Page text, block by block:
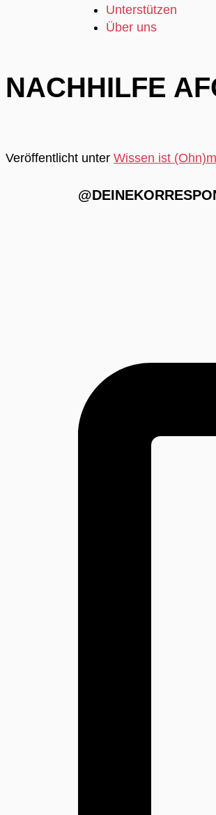
Unterstützen
Über uns
NACHHILFE
Veröffentlicht unter Wissen ist